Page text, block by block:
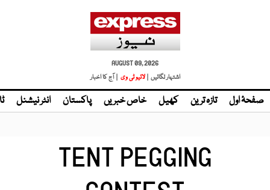
AUGUST 09, 2026
اشتہار لگائیں | لائیو ٹی وی | آج کا اخبار
صفحۂ اول تازہ ترین کھیل خاص خبریں پاکستان انٹر نیشنل
TENT PEGGING